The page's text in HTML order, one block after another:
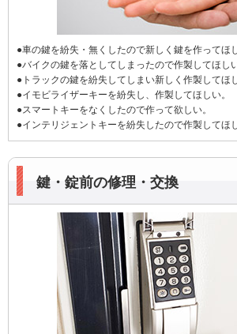
●車の鍵を紛失・無くしたので新しく鍵を作ってほし
●バイクの鍵を落としてしまったので作製してほしい
●トラックの鍵を紛失してしまい新しく作製してほし
●イモビライザーキーを紛失し、作製してほしい。
●スマートキーをなくしたので作って欲しい。
●インテリジェントキーを紛失したので作製してほし
鍵・錠前の修理・交換